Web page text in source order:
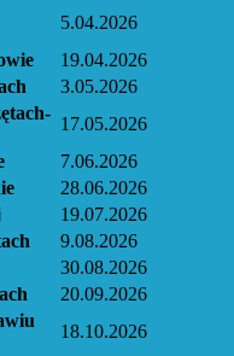
5.04.2026
19.04.2026
3.05.2026
17.05.2026
7.06.2026
28.06.2026
19.07.2026
9.08.2026
30.08.2026
20.09.2026
18.10.2026